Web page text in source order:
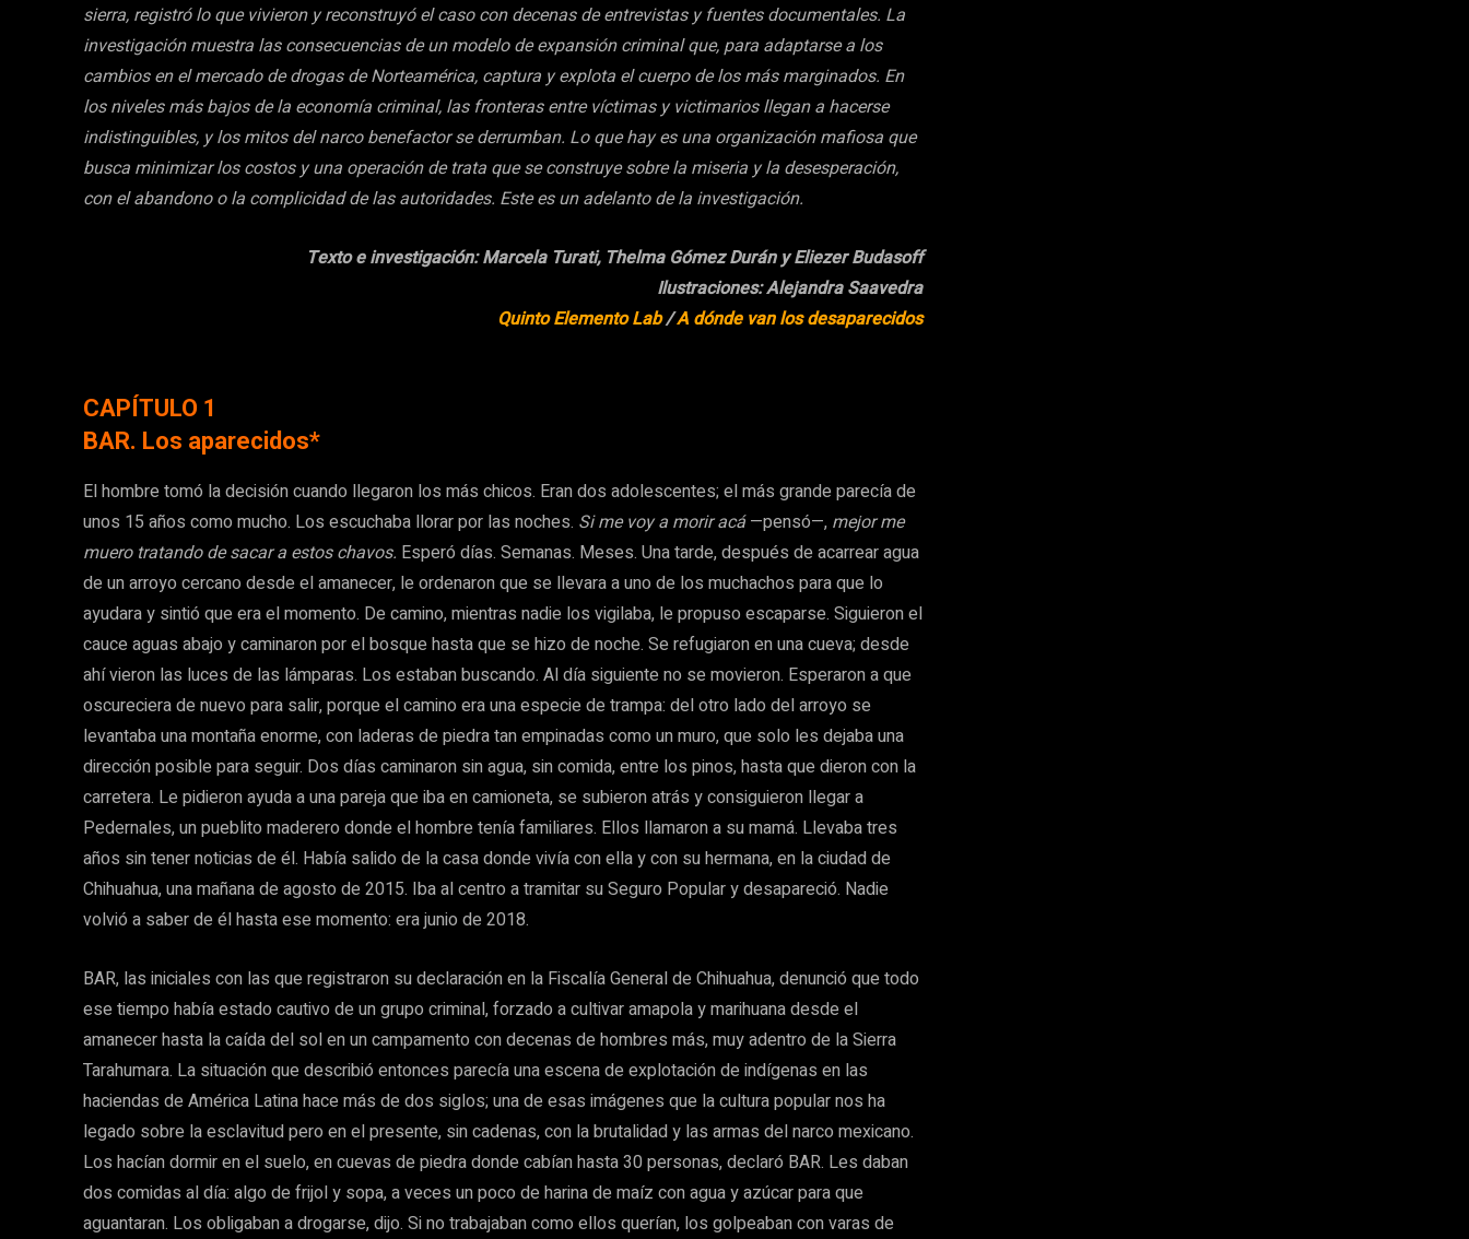
sierra, registró lo que vivieron y reconstruyó el caso con decenas de entrevistas y fuentes documentales. La
investigación muestra las consecuencias de un modelo de expansión criminal que, para adaptarse a los
cambios en el mercado de drogas de Norteamérica, captura y explota el cuerpo de los más marginados. En
los niveles más bajos de la economía criminal, las fronteras entre víctimas y victimarios llegan a hacerse
indistinguibles, y los mitos del narco benefactor se derrumban. Lo que hay es una organización mafiosa que
busca minimizar los costos y una operación de trata que se construye sobre la miseria y la desesperación,
con el abandono o la complicidad de las autoridades. Este es un adelanto de la investigación.
Texto e investigación: Marcela Turati, Thelma Gómez Durán y Eliezer Budasoff
Ilustraciones: Alejandra Saavedra
Quinto Elemento Lab/A dónde van los desaparecidos
CAPÍTULO 1
BAR. Los aparecidos*
El hombre tomó la decisión cuando llegaron los más chicos. Eran dos adolescentes; el más grande parecía de
unos 15 años como mucho. Los escuchaba llorar por las noches. Si me voy a morir acá—pensó—, mejor me
muero tratando de sacar a estos chavos. Esperó días. Semanas. Meses. Una tarde, después de acarrear agua
de un arroyo cercano desde el amanecer, le ordenaron que se llevara a uno de los muchachos para que lo
ayudara y sintió que era el momento. De camino, mientras nadie los vigilaba, le propuso escaparse. Siguieron el
cauce aguas abajo y caminaron por el bosque hasta que se hizo de noche. Se refugiaron en una cueva; desde
ahí vieron las luces de las lámparas. Los estaban buscando. Al día siguiente no se movieron. Esperaron a que
oscureciera de nuevo para salir, porque el camino era una especie de trampa: del otro lado del arroyo se
levantaba una montaña enorme, con laderas de piedra tan empinadas como un muro, que solo les dejaba una
dirección posible para seguir. Dos días caminaron sin agua, sin comida, entre los pinos, hasta que dieron con la
carretera. Le pidieron ayuda a una pareja que iba en camioneta, se subieron atrás y consiguieron llegar a
Pedernales, un pueblito maderero donde el hombre tenía familiares. Ellos llamaron a su mamá. Llevaba tres
años sin tener noticias de él. Había salido de la casa donde vivía con ella y con su hermana, en la ciudad de
Chihuahua, una mañana de agosto de 2015. Iba al centro a tramitar su Seguro Popular y desapareció. Nadie
volvió a saber de él hasta ese momento: era junio de 2018.
BAR, las iniciales con las que registraron su declaración en la Fiscalía General de Chihuahua, denunció que todo
ese tiempo había estado cautivo de un grupo criminal, forzado a cultivar amapola y marihuana desde el
amanecer hasta la caída del sol en un campamento con decenas de hombres más, muy adentro de la Sierra
Tarahumara. La situación que describió entonces parecía una escena de explotación de indígenas en las
haciendas de América Latina hace más de dos siglos; una de esas imágenes que la cultura popular nos ha
legado sobre la esclavitud pero en el presente, sin cadenas, con la brutalidad y las armas del narco mexicano.
Los hacían dormir en el suelo, en cuevas de piedra donde cabían hasta 30 personas, declaró BAR. Les daban
dos comidas al día: algo de frijol y sopa, a veces un poco de harina de maíz con agua y azúcar para que
aguantaran. Los obligaban a drogarse, dijo. Si no trabajaban como ellos querían, los golpeaban con varas de